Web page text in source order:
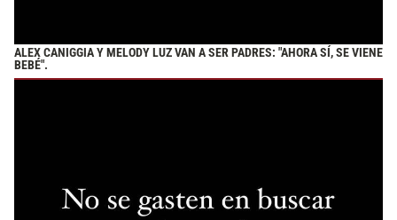
ALEX CANIGGIA Y MELODY LUZ VAN A SER PADRES: "AHORA SÍ, SE VIENE
BEBÉ".